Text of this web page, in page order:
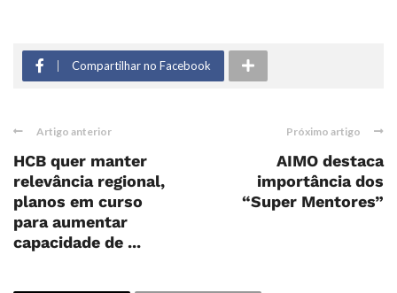
Compartilhar no Facebook
Artigo anterior
HCB quer manter
relevância regional,
planos em curso
para aumentar
capacidade de ...
Próximo artigo
AIMO destaca
importância dos
“Super Mentores”